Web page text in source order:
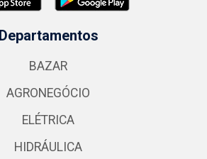
Departamentos
BAZAR
AGRONEGÓCIO
ELÉTRICA
HIDRÁULICA